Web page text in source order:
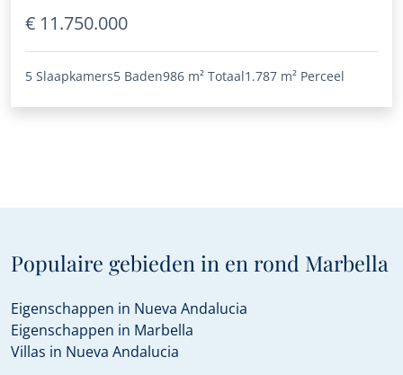
€ 11.750.000
5 Slaapkamers5 Baden986 m² Totaal1.787 m² Perceel
Populaire gebieden in en rond Marbella
Eigenschappen in Nueva Andalucia
Eigenschappen in Marbella
Villas in Nueva Andalucia